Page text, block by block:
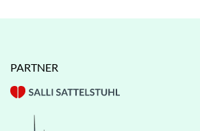
PARTNER